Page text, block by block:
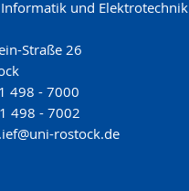
und Elektrotechnik
Straße 26
498 - 7000
498 - 7002
rostock.de